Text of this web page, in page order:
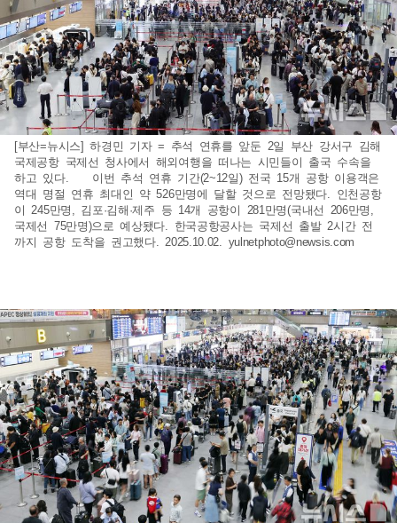
[부산=뉴시스] 하경민 기자 = 추석 연휴를 앞둔 2일 부산 강서구 김해
국제공항 국제선 청사에서 해외여행을 떠나는 시민들이 출국 수속을
하고 있다. 이번 추석 연휴 기간(2~12일) 전국 15개 공항 이용객은
역대 명절 연휴 최대인 약 526만명에 달할 것으로 전망됐다. 인천공항
이 245만명, 김포·김해·제주 등 14개 공항이 281만명(국내선 206만명,
국제선 75만명)으로 예상됐다. 한국공항공사는 국제선 출발 2시간 전
까지 공항 도착을 권고했다. 2025.10.02. yulnetphoto@newsis.com